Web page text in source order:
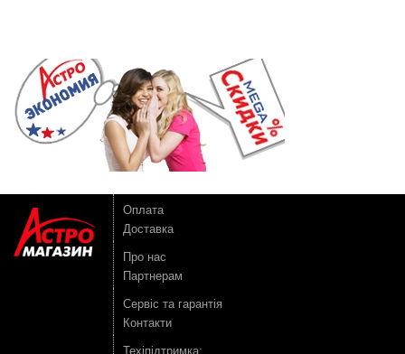
Оплата
Доставка
Про нас
Партнерам
Сервіс та гарантія
Контакти
Техіпідтримка: